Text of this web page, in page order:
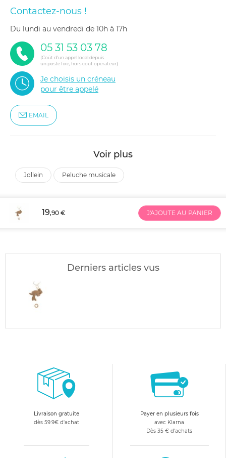
Contactez-nous !
du lundi au vendredi de 10h à 17h
05 31 53 03 78
(Coût d'un appel local depuis
un poste fixe, hors coût opérateur)
Je choisis un créneau
pour être appelé
EMAIL
Voir plus
jollein peluche musicale
19,90 € J'AJOUTE AU PANIER
Derniers articles vus
Livraison gratuite
dès 59.9€ d'achat
Payer en plusieurs fois
avec Klarna
Dès 35 € d'achats